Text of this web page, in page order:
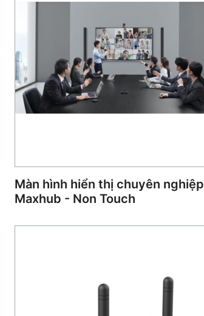
Màn hình hiển thị chuyên nghiệp
Maxhub - Non Touch